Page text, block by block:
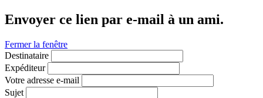
Envoyer ce lien par e-mail à un ami.
Fermer la fenêtre
Destinataire
Expéditeur
Votre adresse e-mail
Sujet